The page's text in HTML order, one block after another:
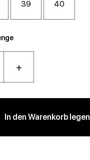
39 40
+
In den Warenkorb legen